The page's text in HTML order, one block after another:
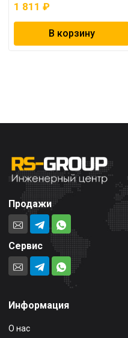
1 811 ₽
В корзину
Продажи
Сервис
Информация
О нас